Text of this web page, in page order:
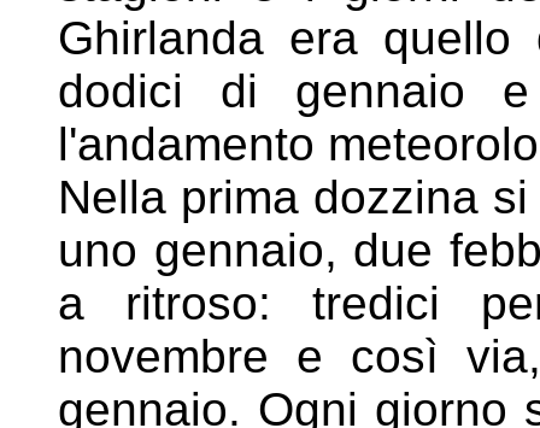
Ghirlanda era
dodici di gennaio
l'andamento
Nella prima dozzina
uno gennaio, due
a ritroso: tredici
novembre e così
gennaio. Ogni giorno